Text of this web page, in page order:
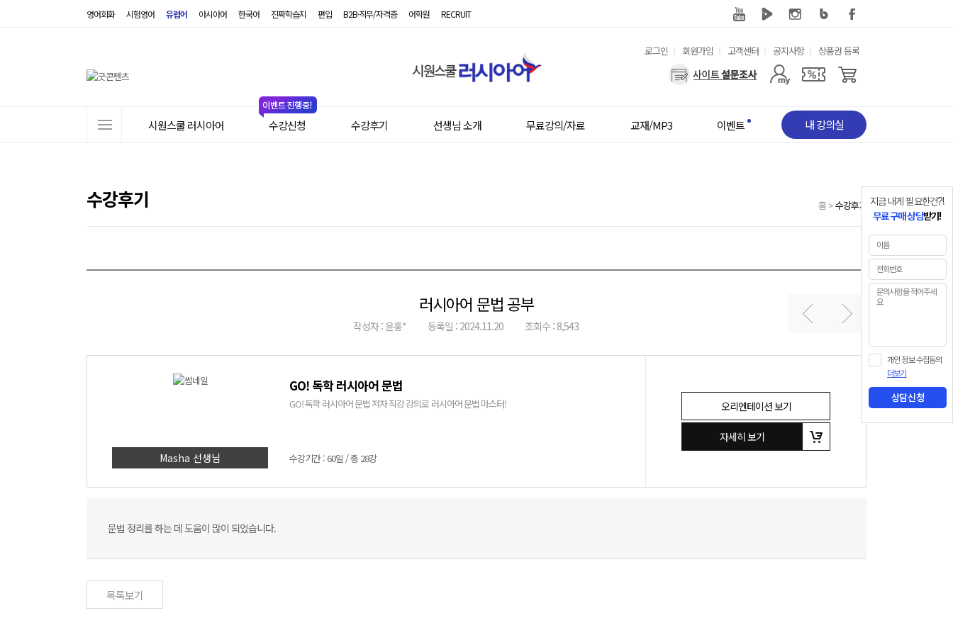
영어회화 시험영어 유럽어 아시아어 한국어 진짜학습지 편입 B2B·직무/자격증 어학원 RECRUIT
로그인 회원가입 고객센터 공지사항
상품권 등록
사
용
뉴
시원스쿨 러시아어 수강신청 수강후기 선생님 소개 무료강의/자료 교재/MP3 이벤트 내 강의실
수강후기 홈 >수강후기
러시아어 문법 공부
작성자 : 윤홍* 등록일 : 2024.11.20 조회수 : 8,543
Masha 선생님
GO! 독학 러시아어 문법
GO! 독학 러시아어 문법 저자 직강 강의로 러시아어 문법 마스터!
수강기간 : 60일 / 총 28강
오리엔테이션 보기
자세히 보기
문법 정리를 하는 데 도움이 많이 되었습니다.
목록보기
지금 내게 필요한건?!
무료 구매 상담받기!
개인 정보 수집동의
더보기
상담신청